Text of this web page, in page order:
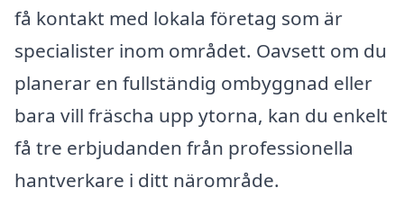
få kontakt med lokala företag som är
specialister inom området. Oavsett om du
planerar en fullständig ombyggnad eller
bara vill fräscha upp ytorna, kan du enkelt
få tre erbjudanden från professionella
hantverkare i ditt närområde.